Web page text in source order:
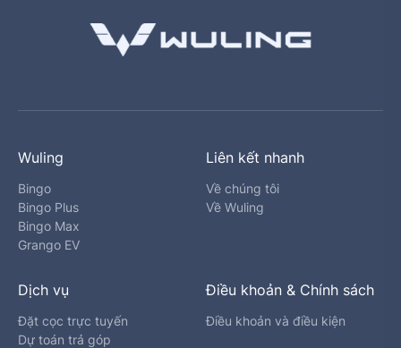
Wuling
Bingo
Bingo Plus
Bingo Max
Grango EV
Liên kết nhanh
Về chúng tôi
Về Wuling
Dịch vụ
Đặt cọc trực tuyến
Dự toán trả góp
Điều khoản & Chính sách
Điều khoản và điều kiện